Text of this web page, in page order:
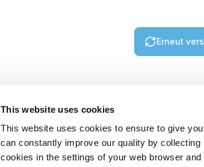
This website uses cookies
This website uses cookies to ensure to give
can constantly improve our quality by
cookies in the settings of your web browser
Erneut